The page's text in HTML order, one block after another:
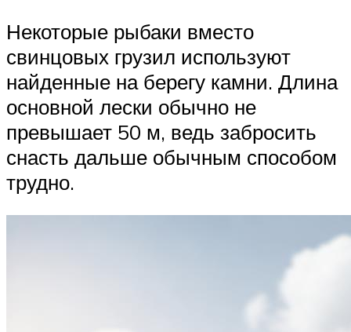
Некоторые рыбаки вместо
свинцовых грузил используют
найденные на берегу камни. Длина
основной лески обычно не
превышает 50 м, ведь забросить
снасть дальше обычным способом
трудно.